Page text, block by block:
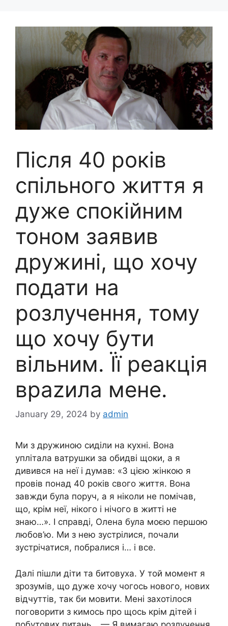
Після 40 років
спільного життя я
дуже спокійним
тоном заявив
дружині, що хочу
подати на
розлучення, тому
що хочу бути
вільним. Її реакція
враzила мене.
January 29, 2024 by admin
Ми з дружиною сиділи на кухні. Вона
уплітала ватрушки за обидві щоки, а я
дивився на неї і думав: «З цією жінкою я
провів понад 40 років свого життя. Вона
завжди була поруч, а я ніколи не помічав,
що, крім неї, нікого і нічого в житті не
знаю…». І справді, Олена була моєю першою
любов’ю. Ми з нею зустрілися, почали
зустрічатися, побралися і… і все.
Далі пішли діти та битовуха. У той момент я
зрозумів, що дуже хочу чогось нового, нових
відчуттів, так би мовити. Мені захотілося
поговорити з кимось про щось крім дітей і